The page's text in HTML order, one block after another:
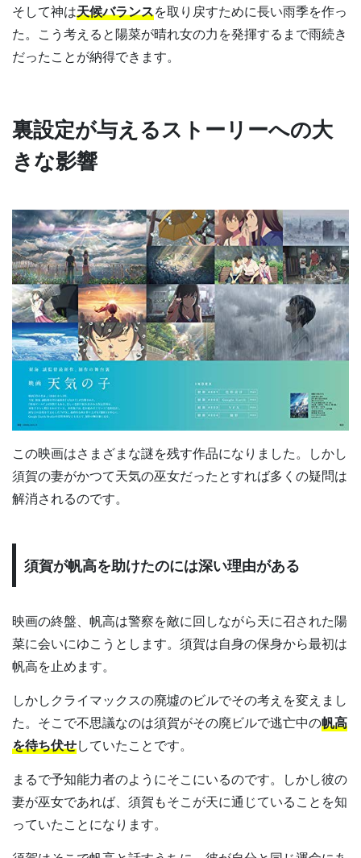
そして神は天候バランスを取り戻すために長い雨季を作っ
た。こう考えると陽菜が晴れ女の力を発揮するまで雨続き
だったことが納得できます。
裏設定が与えるストーリーへの大
きな影響
この映画はさまざまな謎を残す作品になりました。しかし
須賀の妻がかつて天気の巫女だったとすれば多くの疑問は
解消されるのです。
須賀が帆高を助けたのには深い理由がある
映画の終盤、帆高は警察を敵に回しながら天に召された陽
菜に会いにゆこうとします。須賀は自身の保身から最初は
帆高を止めます。
しかしクライマックスの廃墟のビルでその考えを変えまし
た。そこで不思議なのは須賀がその廃ビルで逃亡中の帆高
を待ち伏せしていたことです。
まるで予知能力者のようにそこにいるのです。しかし彼の
妻が巫女であれば、須賀もそこが天に通じていることを知
っていたことになります。